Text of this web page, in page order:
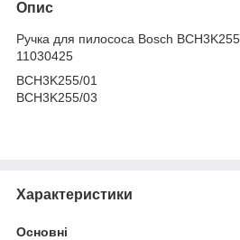
Опис
Ручка для пилососа Bosch
11030425
BCH3K255/01
BCH3K255/03
Характеристики
Основні